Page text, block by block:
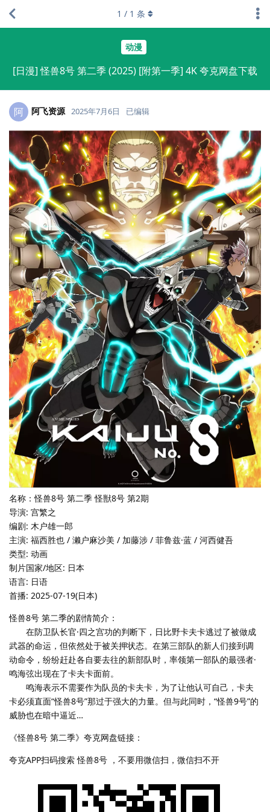
动漫
[日漫] 怪兽8号 第二季 (2025) [附第一季] 4K 夸克网盘下载
1 / 1 条
阿 阿飞资源 2025年7月6日 已编辑
名称：怪兽8号 第二季 怪獣8号 第2期
导演: 宫繁之
编剧: 木户雄一郎
主演: 福西胜也 / 濑户麻沙美 / 加藤涉 / 菲鲁兹·蓝 / 河西健吾
类型: 动画
制片国家/地区: 日本
语言: 日语
首播: 2025-07-19(日本)
怪兽8号 第二季的剧情简介：
在防卫队长官·四之宫功的判断下，日比野卡夫卡逃过了被做成
武器的命运，但依然处于被关押状态。在第三部队的新人们接到调
动命令，纷纷赶赴各自要去往的新部队时，率领第一部队的最强者·
鸣海弦出现在了卡夫卡面前。
鸣海表示不需要作为队员的卡夫卡，为了让他认可自己，卡夫
卡必须直面“怪兽8号”那过于强大的力量。但与此同时，“怪兽9号”的
威胁也在暗中逼近…
《怪兽8号 第二季》夸克网盘链接：
夸克APP扫码搜索 怪兽8号 ，不要用微信扫，微信扫不开